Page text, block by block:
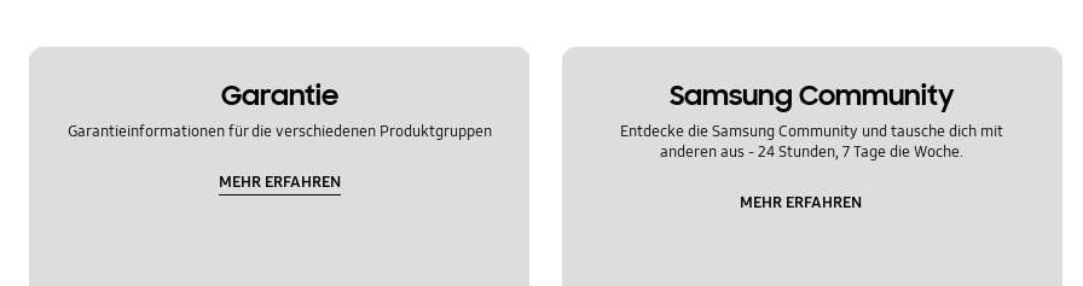
Garantie
Garantieinformationen für die verschiedenen Produktgruppen
MEHR ERFAHREN
Samsung Community
Entdecke die Samsung Community und tausche dich mit
anderen aus - 24 Stunden, 7 Tage die Woche.
MEHR ERFAHREN